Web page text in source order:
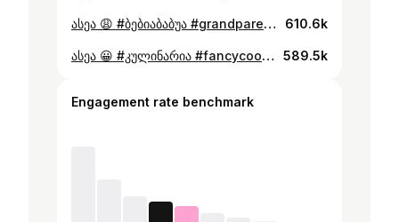
ასეა 😩 #ბებიაბაბუა #grandparents #grandma #grandpa #trend #ტრენდი #iooane 610.6k
ასეა 😀 #კულინარია #fancycooking #chefs #trend #ტრენდი #iooane 589.5k
Engagement rate benchmark